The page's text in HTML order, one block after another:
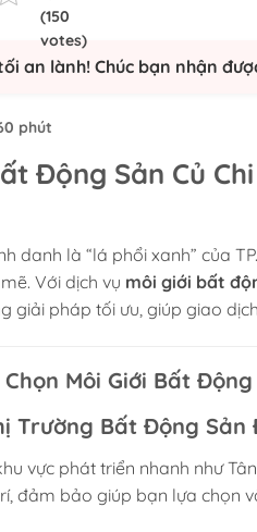
an lành! Chúc bạn nhận
phút
Động Sản Củ
danh là “lá phổi xanh” của
Với dịch vụ môi giới bất
giải pháp tối ưu, giúp giao
Môi Giới Bất Động
Trường Bất Động Sản
vực phát triển nhanh như
đảm bảo giúp bạn lựa chọn